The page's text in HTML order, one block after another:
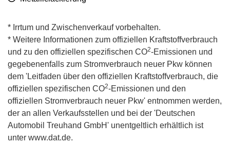
* Irrtum und Zwischenverkauf vorbehalten.
* Weitere Informationen zum offiziellen Kraftstoffverbrauch
und zu den offiziellen spezifischen CO2-Emissionen und
gegebenenfalls zum Stromverbrauch neuer Pkw können
dem 'Leitfaden über den offiziellen Kraftstoffverbrauch, die
offiziellen spezifischen CO2-Emissionen und den
offiziellen Stromverbrauch neuer Pkw' entnommen werden,
der an allen Verkaufsstellen und bei der 'Deutschen
Automobil Treuhand GmbH' unentgeltlich erhältlich ist
unter www.dat.de.